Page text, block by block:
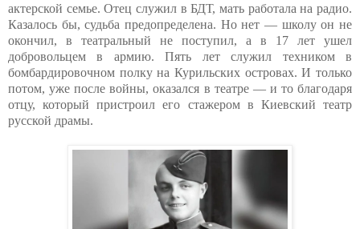
актерской семье. Отец служил в БДТ, мать работала на радио.
Казалось бы, судьба предопределена. Но нет — школу он не
окончил, в театральный не поступил, а в 17 лет ушел
добровольцем в армию. Пять лет служил техником в
бомбардировочном полку на Курильских островах. И только
потом, уже после войны, оказался в театре — и то благодаря
отцу, который пристроил его стажером в Киевский театр
русской драмы.